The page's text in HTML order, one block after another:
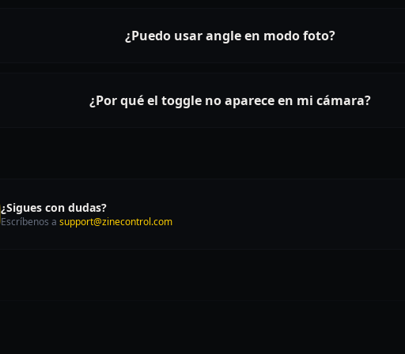
¿Puedo usar angle en modo foto?
¿Por qué el toggle no aparece en mi cámara?
¿Sigues con dudas?
Escríbenos a support@zinecontrol.com